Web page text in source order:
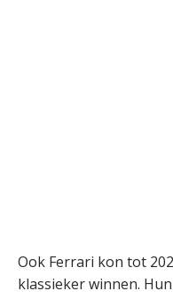
Ook Ferrari kon tot
klassieker winnen.